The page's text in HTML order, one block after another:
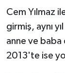
Cem Yılmaz
girmiş, aynı
anne ve baba
2013'te ise